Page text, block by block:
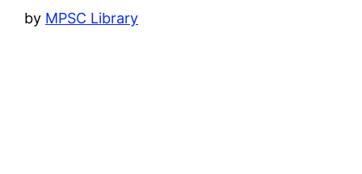
by MPSC Library